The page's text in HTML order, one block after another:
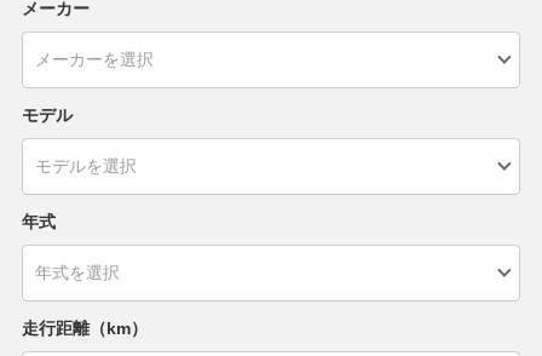
メーカー
モデル
年式
走行距離（km）